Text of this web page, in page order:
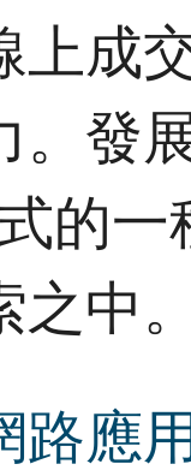
上成
。發
的
之中
路應